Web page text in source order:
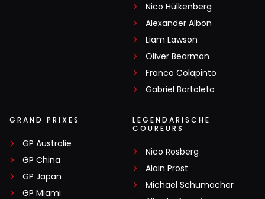
Nico Hülkenberg
Alexander Albon
Liam Lawson
Oliver Bearman
Franco Colapinto
Gabriel Bortoleto
GRAND PRIXES
GP Australië
GP China
GP Japan
GP Miami
LEGENDARISCHE
COUREURS
Nico Rosberg
Alain Prost
Michael Schumacher